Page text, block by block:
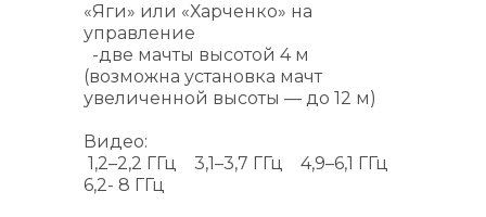
«Яги» или «Харченко» на
управление
  -две мачты высотой 4 м
(возможна установка мачт
увеличенной высоты — до 12 м)
Видео:
6,2- 8 ГГц